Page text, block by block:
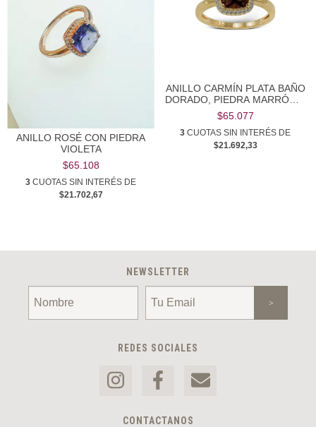
ANILLO ROSÉ CON PIEDRA
VIOLETA
$65.108
3 CUOTAS SIN INTERÉS DE
$21.702,67
ANILLO CARMÍN PLATA BAÑO
DORADO, PIEDRA MARRÓN Y
ZIRCONIAS BLANCAS
$65.077
3 CUOTAS SIN INTERÉS DE
$21.692,33
NEWSLETTER
REDES SOCIALES
CONTACTANOS